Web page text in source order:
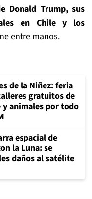
Donald Trump, sus
en Chile y los
entre manos.
de la Niñez: feria
gratuitos de
animales por todo
espacial de
la Luna: se
daños al satélite